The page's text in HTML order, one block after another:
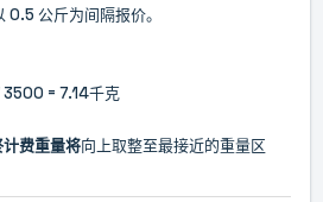
公斤为间隔报价。
= 7.14千克
费重量将向上取整至最接近的重量区